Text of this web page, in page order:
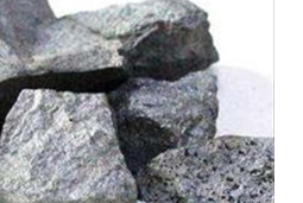
视频中心
联系我们